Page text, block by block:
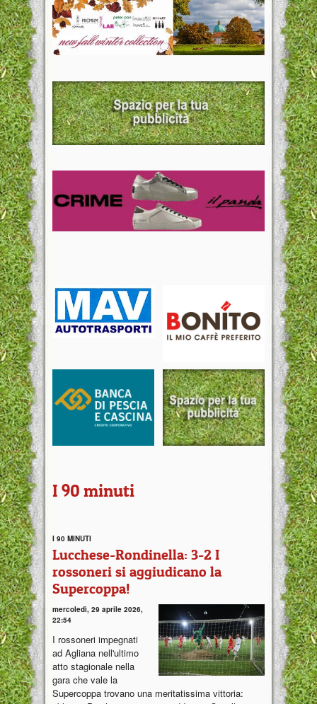
I 90 minuti
I 90 MINUTI
Lucchese-Rondinella: 3-2 I
rossoneri si aggiudicano la
Supercoppa!
mercoledì, 29 aprile 2026,
22:54
I rossoneri impegnati
ad Agliana nell'ultimo
atto stagionale nella
gara che vale la
Supercoppa trovano una meritatissima vittoria: